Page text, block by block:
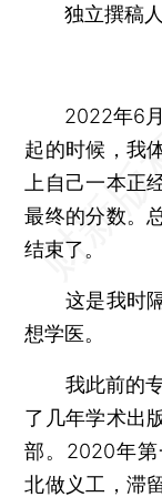
独立撰稿人
2022年6月
起的时候，我
上自己一本正
最终的分数。
结束了。
这是我时隔
想学医。
我此前的专
了几年学术出
部。2020年
北做义工，滞